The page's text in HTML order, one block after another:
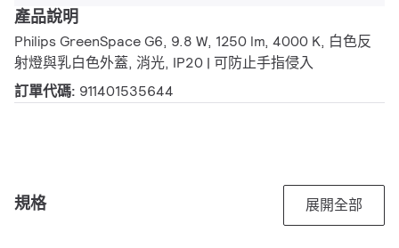
產品說明
Philips GreenSpace G6, 9.8 W, 1250 lm, 4000 K, 白色反
射燈與乳白色外蓋, 消光, IP20 | 可防止手指侵入
訂單代碼: 911401535644
規格 展開全部